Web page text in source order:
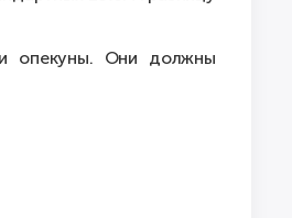
опекуны. Они должны